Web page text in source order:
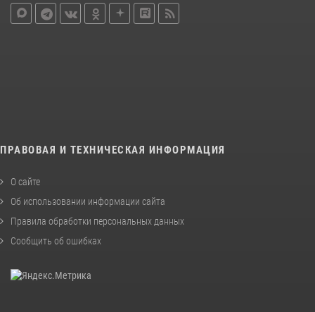
ПРАВОВАЯ И ТЕХНИЧЕСКАЯ ИНФОРМАЦИЯ
О сайте
Об использовании информации сайта
Правила обработки персональных данных
Сообщить об ошибках